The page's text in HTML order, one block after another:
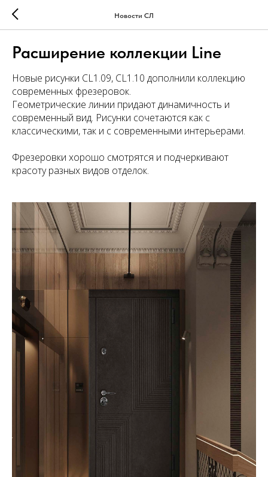
Новости СЛ
Расширение коллекции Line
Новые рисунки CL1.09, CL1.10 дополнили коллекцию
современных фрезеровок.
Геометрические линии придают динамичность и
современный вид. Рисунки сочетаются как с
классическими, так и с современными интерьерами.
Фрезеровки хорошо смотрятся и подчеркивают
красоту разных видов отделок.